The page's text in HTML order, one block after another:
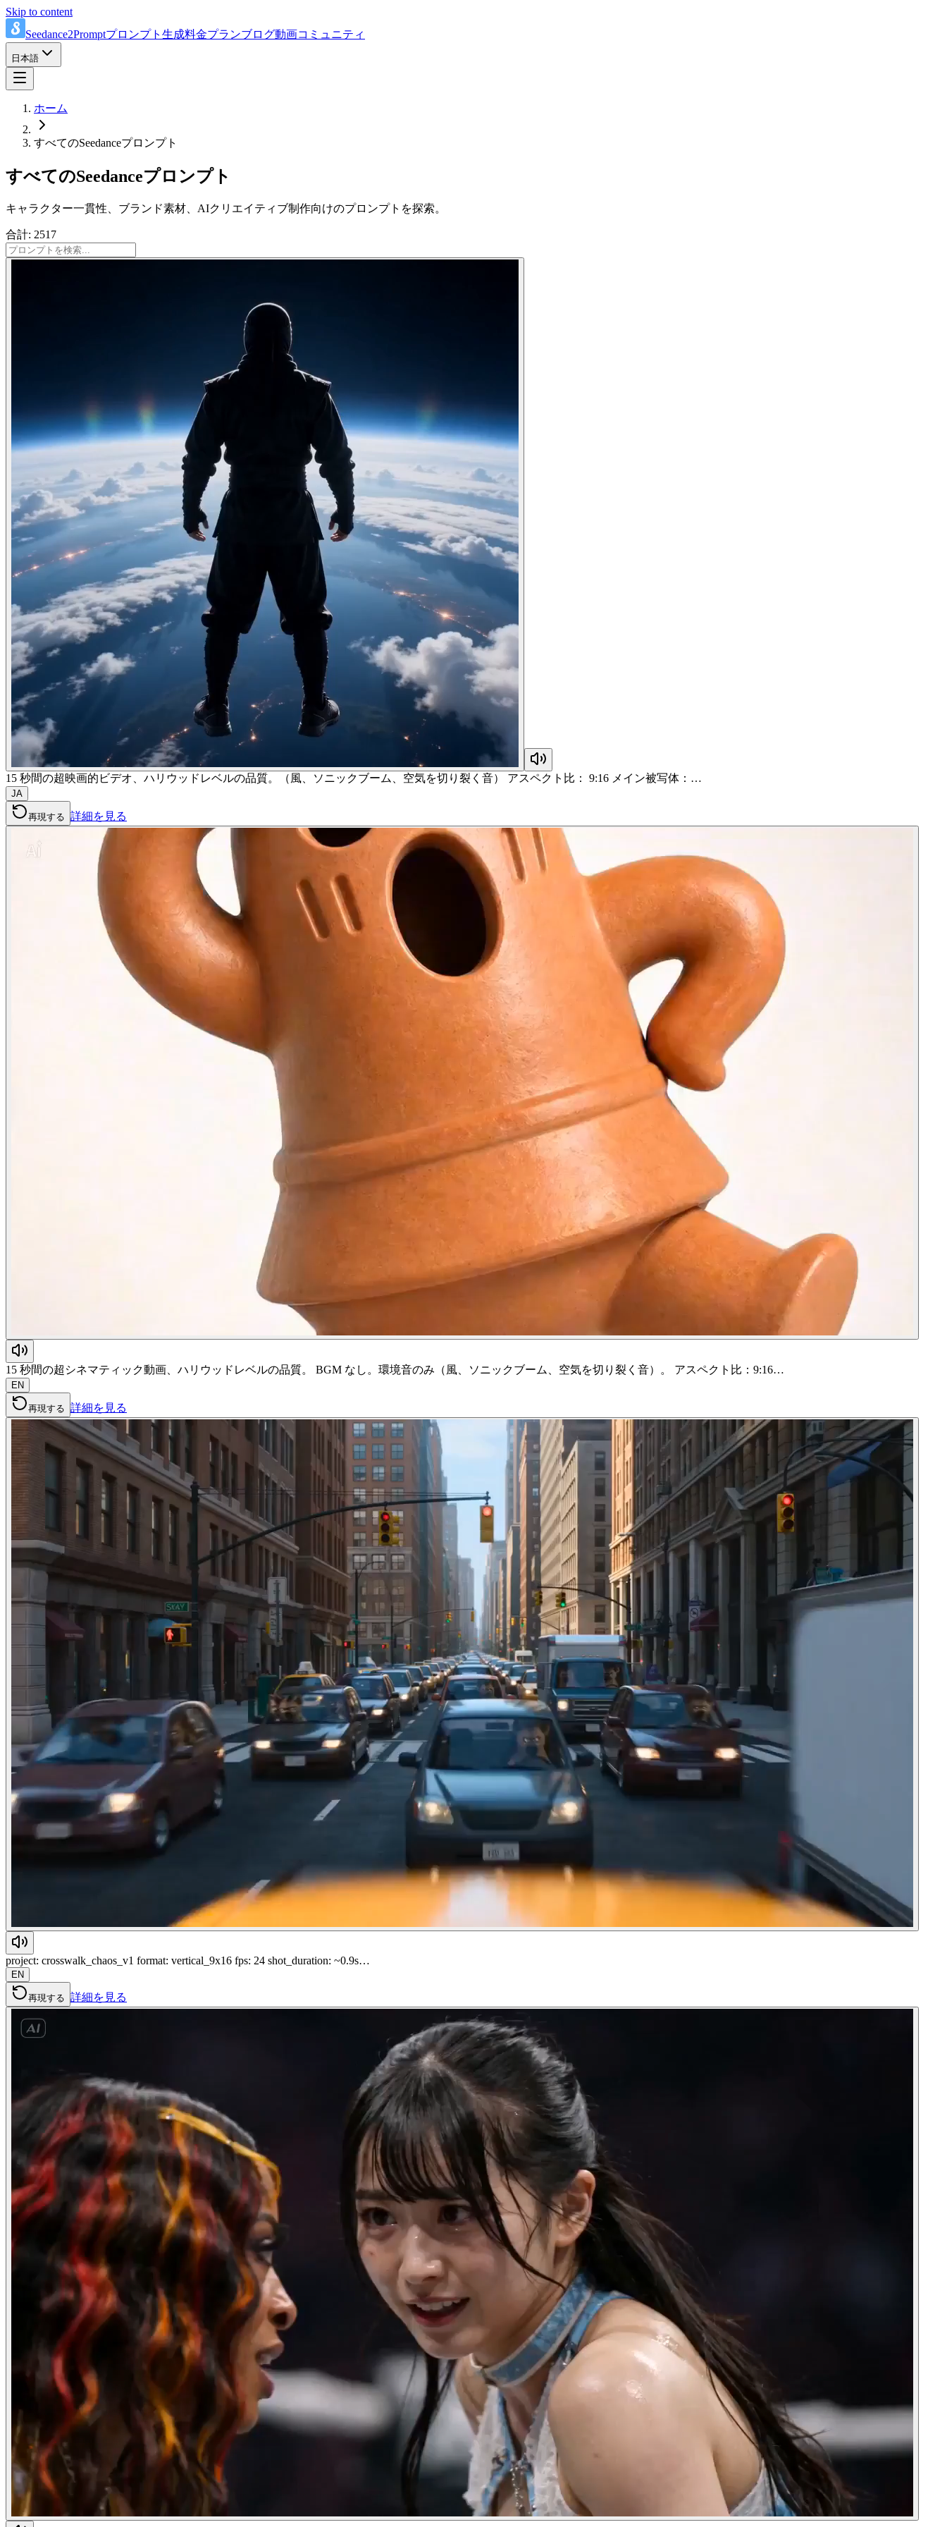
Skip to content
Seedance2Promptプロンプト 生成料金プランブログ動画コミュニティ
日本語
ホーム
すべてのSeedanceプロンプト
すべてのSeedanceプロンプト
キャラクター一貫性、ブランド素材、AIクリエイティブ制作向けのプロンプトを探索。
合計: 2517
15 秒間の超映画的ビデオ、ハリウッドレベルの品質。（風、ソニックブーム、空気を切り裂く音） アスペクト比： 9:16 メイン被写体：…
JA
再現する 詳細を見る
15 秒間の超シネマティック動画、ハリウッドレベルの品質。 BGM なし。環境音のみ（風、ソニックブーム、空気を切り裂く音）。 アスペクト比：9:16…
EN
再現する 詳細を見る
project: crosswalk_chaos_v1 format: vertical_9x16 fps: 24 shot_duration: ~0.9s…
EN
再現する 詳細を見る